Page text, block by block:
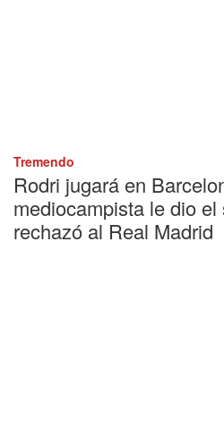
Tremendo
Rodri jugará en
mediocampista le dio
rechazó al Real Madrid